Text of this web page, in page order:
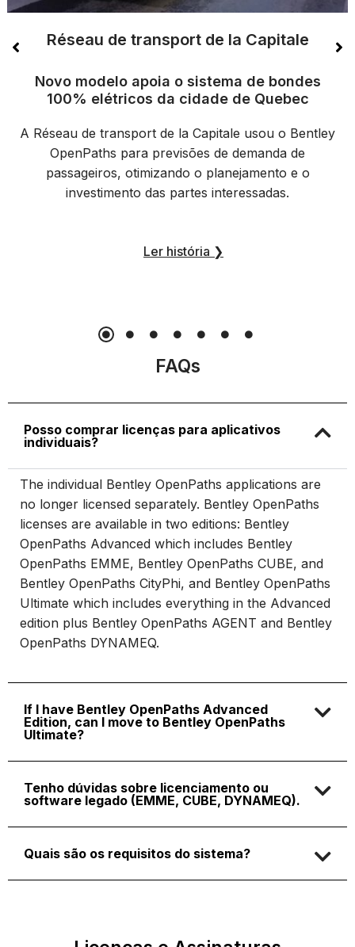
Réseau de transport de la Capitale
Novo modelo apoia o sistema de bondes
100% elétricos da cidade de Quebec
A Réseau de transport de la Capitale usou o Bentley
OpenPaths para previsões de demanda de
passageiros, otimizando o planejamento e o
investimento das partes interessadas.
Ler história ❯
FAQs
Posso comprar licenças para aplicativos
individuais?
The individual Bentley OpenPaths applications are
no longer licensed separately. Bentley OpenPaths
licenses are available in two editions: Bentley
OpenPaths Advanced which includes Bentley
OpenPaths EMME, Bentley OpenPaths CUBE, and
Bentley OpenPaths CityPhi, and Bentley OpenPaths
Ultimate which includes everything in the Advanced
edition plus Bentley OpenPaths AGENT and Bentley
OpenPaths DYNAMEQ.
If I have Bentley OpenPaths Advanced
Edition, can I move to Bentley OpenPaths
Ultimate?
Tenho dúvidas sobre licenciamento ou
software legado (EMME, CUBE, DYNAMEQ).
Quais são os requisitos do sistema?